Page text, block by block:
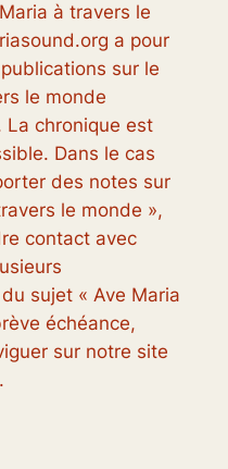
à travers le
a pour
sur le
le monde
La chronique est
Dans le cas
des notes sur
le monde »,
contact avec
sujet « Ave Maria
échéance,
sur notre site